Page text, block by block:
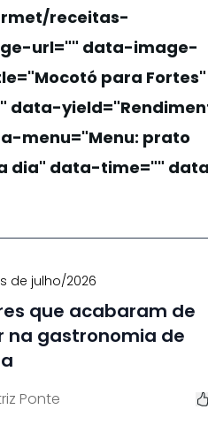
receitas-
url="" data-image-
para Fortes"
data-yield="
menu="Menu: prato
dia" data-time=""
de julho/2026
que acabaram de
na gastronomia de
Ponte